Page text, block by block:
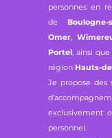
personnes en
de Boulogne-
Omer,
Portel , ainsi
région Hauts-
Je propose des
exclusivement
personnel.